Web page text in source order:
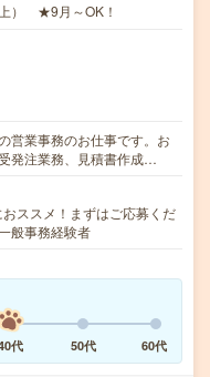
） ★9月～OK！
営業事務のお仕事です。お
発注業務、見積書作成…
ススメ！まずはご応募くだ
般事務経験者
代 50代 60代